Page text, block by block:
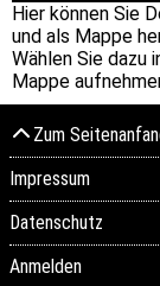
Hier können Sie
und als Mappe
Wählen Sie dazu
Mappe
Zum
Impressum
Datenschutz
Anmelden